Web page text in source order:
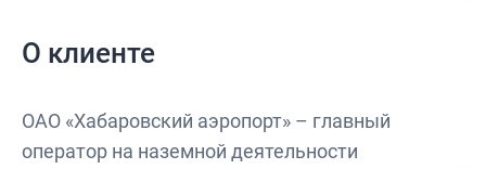
О клиенте
ОАО «Хабаровский аэропорт» – главный
оператор на наземной деятельности